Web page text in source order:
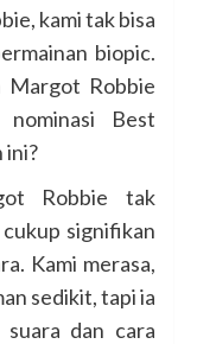
kami tak bisa
biopic.
Margot Robbie
Best
ini?
Robbie tak
signifikan
Kami merasa,
sedikit, tapi ia
dan cara